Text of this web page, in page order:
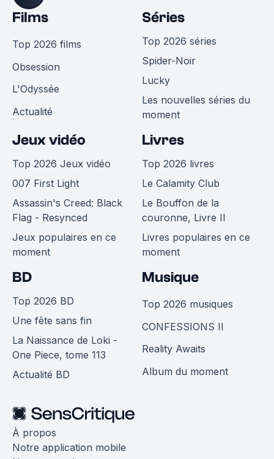
Films
Top 2026 films
Obsession
L'Odyssée
Actualité
Séries
Top 2026 séries
Spider-Noir
Lucky
Les nouvelles séries du
moment
Jeux vidéo
Top 2026 Jeux vidéo
007 First Light
Assassin's Creed: Black
Flag - Resynced
Jeux populaires en ce
moment
Livres
Top 2026 livres
Le Calamity Club
Le Bouffon de la
couronne, Livre II
Livres populaires en ce
moment
BD
Top 2026 BD
Une fête sans fin
La Naissance de Loki -
One Piece, tome 113
Actualité BD
Musique
Top 2026 musiques
CONFESSIONS II
Reality Awaits
Album du moment
À propos
Notre application mobile